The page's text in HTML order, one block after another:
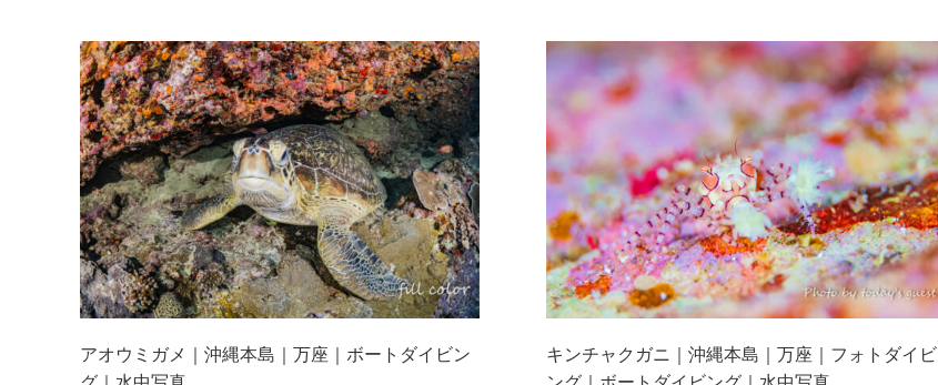
アオウミガメ｜沖縄本島｜万座｜ボートダイビン
キンチャクガニ｜沖縄本島｜万座｜フォトダイビ